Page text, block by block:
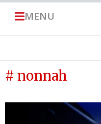
MENU
# nonnah